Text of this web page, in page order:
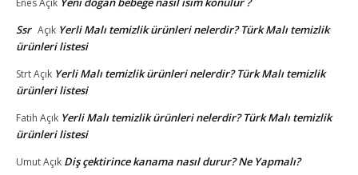
EnesAçık
Ssr Açık Yerli Malı temizlik ürünleri nelerdir? Türk Malı temizlik
ürünleri listesi
StrtAçık Yerli Malı temizlik ürünleri nelerdir? Türk Malı temizlik
ürünleri listesi
Fatih Açık Yerli Malı temizlik ürünleri nelerdir? Türk Malı temizlik
ürünleri listesi
UmutAçık Diş çektirince kanama nasıl durur? Ne Yapmalı?